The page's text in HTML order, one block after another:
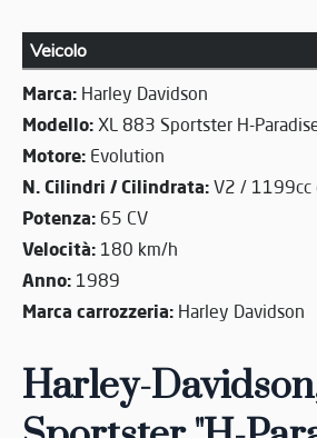
Veicolo
Marca: Harley Davidson
Modello: XL 883 Sportster H-
Motore: Evolution
N. Cilindri / Cilindrata: V2 / 1199cc
Potenza: 65 CV
Velocità: 180 km/h
Anno: 1989
Marca carrozzeria: Harley Davidson
Harley-